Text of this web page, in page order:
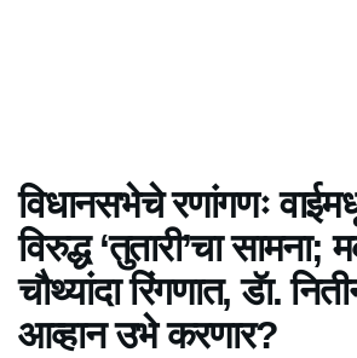
विधानसभेचे रणांगणः
विरुद्ध ‘तुतारी’चा सामना;
चौथ्यांदा रिंगणात, डॅा.
आव्हान उभे करणार?